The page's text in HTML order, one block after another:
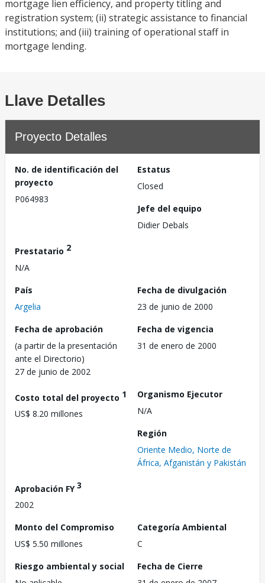
mortgage lien efficiency, and property titling and
registration system; (ii) strategic assistance to financial
institutions; and (iii) training of operational staff in
mortgage lending.
Llave Detalles
Proyecto Detalles
No. de identificación del
proyecto
P064983
Estatus
Closed
Jefe del equipo
Didier Debals
Prestatario 2
N/A
País
Argelia
Fecha de divulgación
23 de junio de 2000
Fecha de aprobación
(a partir de la presentación
ante el Directorio)
27 de junio de 2002
Fecha de vigencia
31 de enero de 2000
Costo total del proyecto 1
US$ 8.20 millones
Organismo Ejecutor
N/A
Región
Oriente Medio, Norte de
África, Afganistán y Pakistán
Aprobación FY3
2002
Monto del Compromiso
US$ 5.50 millones
Categoría Ambiental
C
Riesgo ambiental y social
Fecha de Cierre